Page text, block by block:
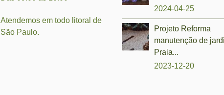
Atendemos em todo litoral de
São Paulo.
2024-04-25
Projeto Reforma
manutenção de
Praia...
2023-12-20